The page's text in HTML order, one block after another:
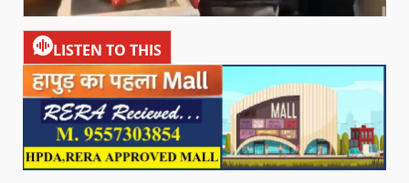
LISTEN TO THIS